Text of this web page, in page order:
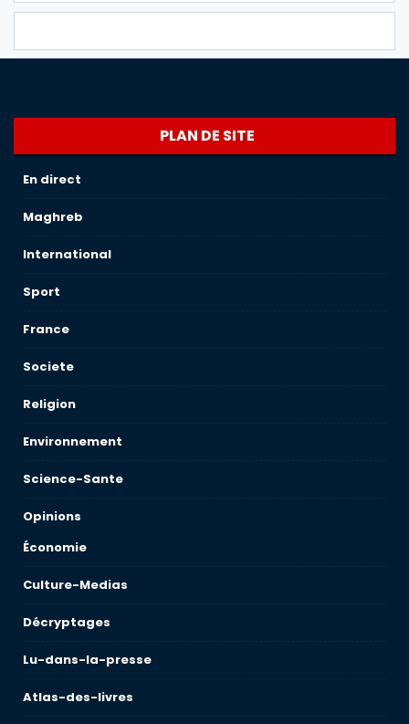
PLAN DE SITE
En direct
Maghreb
International
Sport
France
Societe
Religion
Environnement
Science-Sante
Opinions
Économie
Culture-Medias
Décryptages
Lu-dans-la-presse
Atlas-des-livres